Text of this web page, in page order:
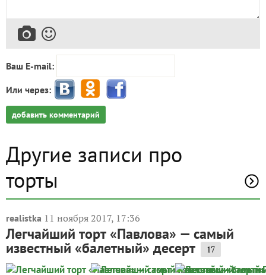
Ваш E-mail:
Или через:
добавить комментарий
Другие записи про
торты
realistka 11 ноября 2017, 17:36
Легчайший торт «Павлова» — самый
известный «балетный» десерт 17